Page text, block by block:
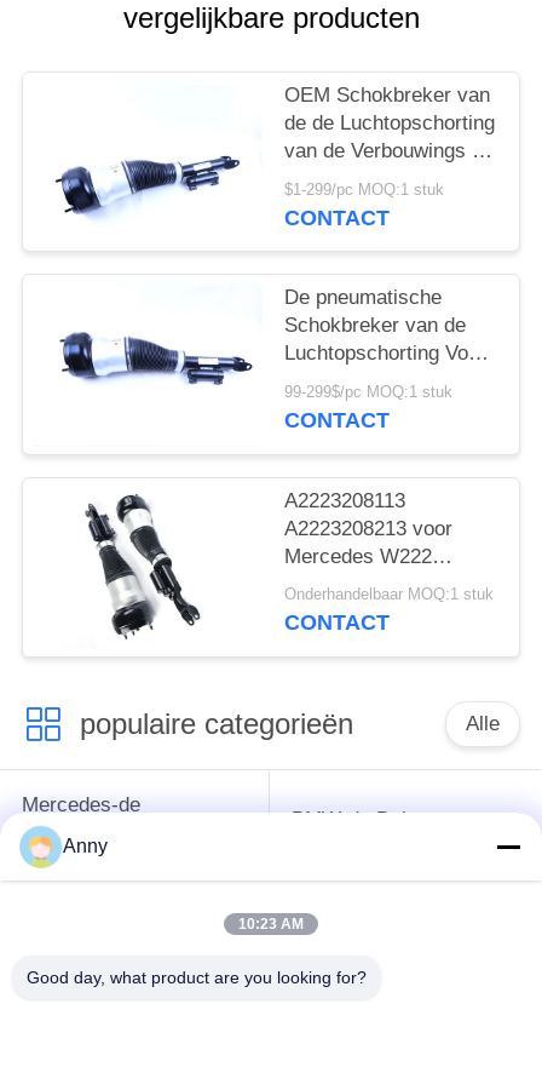
PRIVACY
POLICY
vergelijkbare producten
OEM Schokbreker van
de de Luchtopschorting
van de Verbouwings de
Voorrechterkant Voor
Mercedes-Benz s-
$1-299/pc MOQ:1 stuk
CONTACT
De pneumatische
Schokbreker van de
Luchtopschorting Voor
de Voor Linkerpositie
van W222
99-299$/pc MOQ:1 stuk
CONTACT
A2223208113
A2223208213 voor
Mercedes W222
4Matic Front Air
Suspension Shock
Onderhandelbaar MOQ:1 stuk
CONTACT
populaire categorieën Alle
Mercedes-de
Opschortingsdelen
van de Benzlucht
BMW-de Delen van
De Schokbreker van
Anny
10:23 AM
Good day, what product are you looking for?